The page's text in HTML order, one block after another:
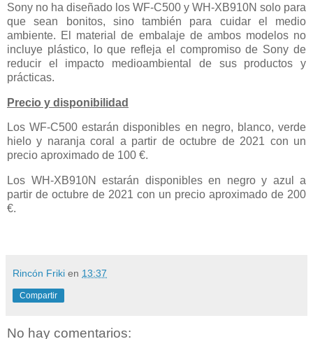
Sony no ha diseñado los WF-C500 y WH-XB910N solo para
que sean bonitos, sino también para cuidar el medio
ambiente. El material de embalaje de ambos modelos no
incluye plástico, lo que refleja el compromiso de Sony de
reducir el impacto medioambiental de sus productos y
prácticas.
Precio y disponibilidad
Los WF-C500 estarán disponibles en negro, blanco, verde
hielo y naranja coral a partir de octubre de 2021 con un
precio aproximado de 100 €.
Los WH-XB910N estarán disponibles en negro y azul a
partir de octubre de 2021 con un precio aproximado de 200
€.
Rincón Friki en 13:37
Compartir
No hay comentarios: